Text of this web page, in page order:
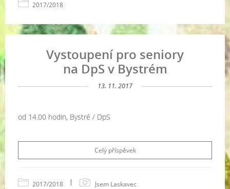
2017/2018
Vystoupení pro seniory
na DpS v Bystrém
13. 11. 2017
od 14.00 hodin, Bystré / DpS
Celý příspěvek
2017/2018 | Jsem Laskavec